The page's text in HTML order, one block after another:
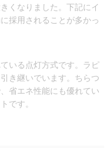
くなりました。下記にイ
採用されることが多かっ
いる点灯方式です。ラピ
き継いでいます。ちらつ
省エネ性能にも優れてい
です。